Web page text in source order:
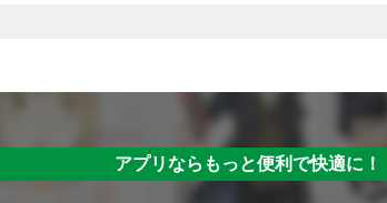
アプリならもっと便利で快適に！